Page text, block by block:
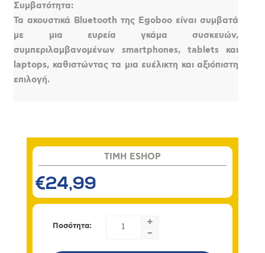
Συμβατότητα:
Τα ακουστικά Bluetooth της Egoboo είναι συμβατά
με μια ευρεία γκάμα συσκευών,
συμπεριλαμβανομένων smartphones, tablets και
laptops, καθιστώντας τα μια ευέλικτη και αξιόπιστη
επιλογή.
TIMH ESHOP
€24,99
Ποσότητα:
+
-